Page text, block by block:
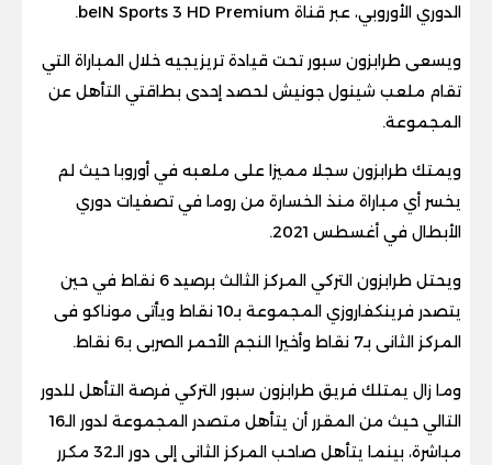
الدوري الأوروبي، عبر قناة
ويسعى طرابزون سبور تحت قيادة تريزيجيه خلال المباراة التي
تقام ملعب شينول جونيش لحصد إحدى بطاقتي التأهل عن
المجموعة.
ويمتك طرابزون سجلا مميزا على ملعبه في أوروبا حيث لم
يخسر أي مباراة منذ الخسارة من روما في تصفيات دوري
الأبطال في أغسطس 2021
.
ويحتل طرابزون التركي المركز الثالث برصيد 6 نقاط في حين
يتصدر فرينكفاروزي المجموعة بـ10 نقاط ويأتى موناكو فى
المركز الثانى بـ7 نقاط وأخيرا النجم الأحمر الصربى بـ6 نقاط
.
وما زال يمتلك فريق طرابزون سبور التركي فرصة التأهل للدور
التالي حيث من المقرر أن يتأهل متصدر المجموعة لدور الـ16
مباشرة، بينما يتأهل صاحب المركز الثانى إلى دور الـ32 مكرر